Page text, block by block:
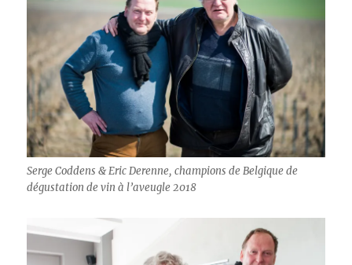
Serge Coddens & Eric Derenne, champions de Belgique de
dégustation de vin à l’aveugle 2018